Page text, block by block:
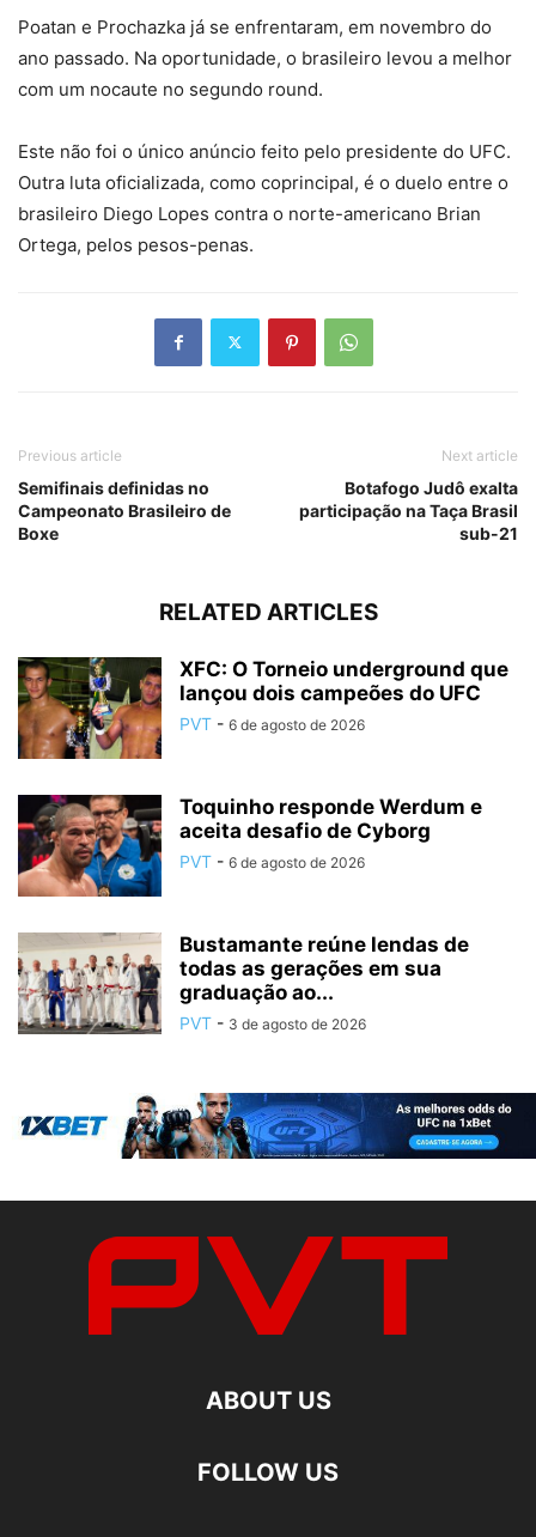
Poatan e Prochazka já se enfrentaram, em novembro do
ano passado. Na oportunidade, o brasileiro levou a melhor
com um nocaute no segundo round.
Este não foi o único anúncio feito pelo presidente do UFC.
Outra luta oficializada, como coprincipal, é o duelo entre o
brasileiro Diego Lopes contra o norte-americano Brian
Ortega, pelos pesos-penas.
Previous article
Semifinais definidas no
Campeonato Brasileiro de
Boxe
Next article
Botafogo Judô exalta
participação na Taça Brasil
sub-21
RELATED ARTICLES
XFC: O Torneio underground que
lançou dois campeões do UFC
PVT - 6 de agosto de 2026
Toquinho responde Werdum e
aceita desafio de Cyborg
PVT - 6 de agosto de 2026
Bustamante reúne lendas de
todas as gerações em sua
graduação ao...
PVT - 3 de agosto de 2026
ABOUT US
FOLLOW US